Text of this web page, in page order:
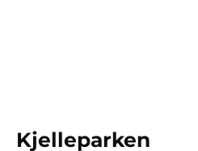
Kjelleparken